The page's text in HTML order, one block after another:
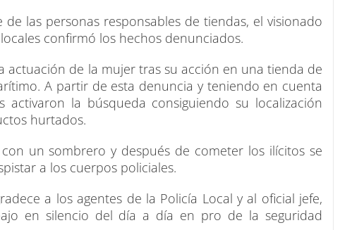
las personas responsables de tiendas, el visionado
confirmó los hechos denunciados.
actuación de la mujer tras su acción en una tienda de
A partir de esta denuncia y teniendo en cuenta
activaron la búsqueda consiguiendo su localización
hurtados.
un sombrero y después de cometer los ilícitos se
a los cuerpos policiales.
a los agentes de la Policía Local y al oficial jefe,
en silencio del día a día en pro de la seguridad